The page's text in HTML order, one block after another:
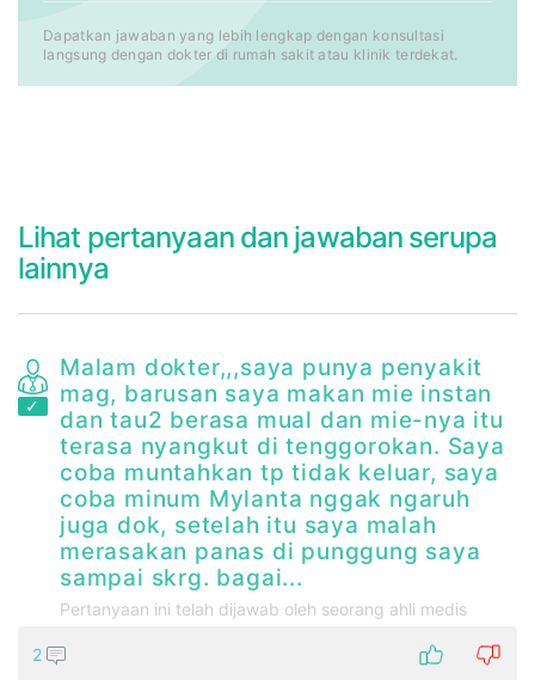
Dapatkan jawaban yang lebih lengkap dengan konsultasi
langsung dengan dokter di rumah sakit atau klinik terdekat.
Lihat pertanyaan dan jawaban serupa
lainnya
Malam dokter,,,saya punya penyakit
mag, barusan saya makan mie instan
dan tau2 berasa mual dan mie-nya itu
terasa nyangkut di tenggorokan. Saya
coba muntahkan tp tidak keluar, saya
coba minum Mylanta nggak ngaruh
juga dok, setelah itu saya malah
merasakan panas di punggung saya
sampai skrg. bagai...
Pertanyaan ini telah dijawab oleh seorang ahli medis
2